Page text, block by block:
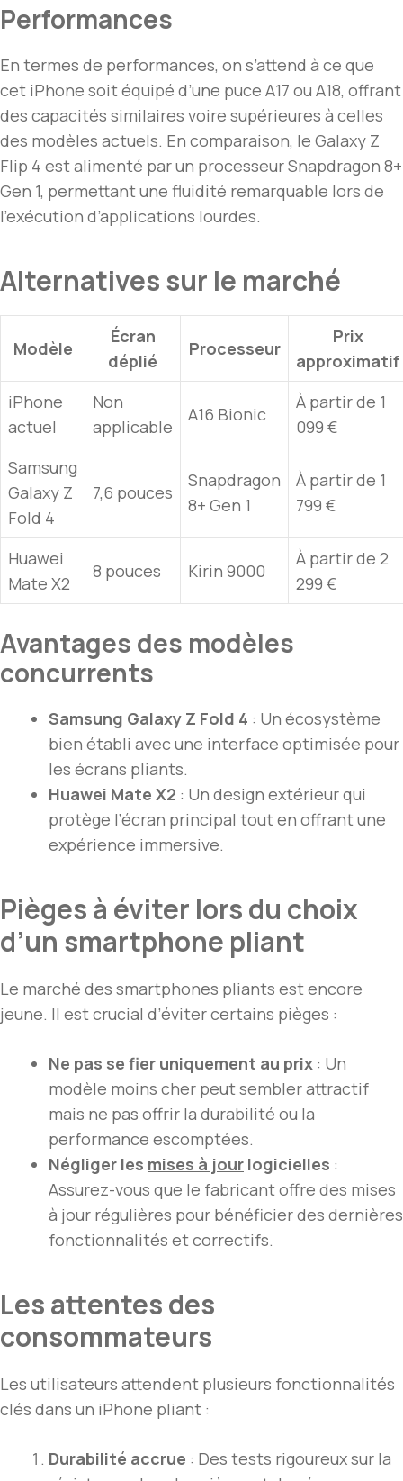
Performances
En termes de performances, on s’attend à ce que
cet iPhone soit équipé d’une puce A17 ou A18, offrant
des capacités similaires voire supérieures à celles
des modèles actuels. En comparaison, le Galaxy Z
Flip 4 est alimenté par un processeur Snapdragon 8+
Gen 1, permettant une fluidité remarquable lors de
l’exécution d’applications lourdes.
Alternatives sur le marché
Modèle
Écran
déplié
Processeur
Prix
approximatif
iPhone
actuel
Non
applicable
A16 Bionic
À partir de 1
099 €
Samsung
Galaxy Z
Fold 4
7,6 pouces
Snapdragon
8+ Gen 1
À partir de 1
799 €
Huawei
Mate X2
8 pouces Kirin 9000
À partir de 2
299 €
Avantages des modèles
concurrents
Samsung Galaxy Z Fold 4 : Un écosystème
bien établi avec une interface optimisée pour
les écrans pliants.
Huawei Mate X2 : Un design extérieur qui
protège l’écran principal tout en offrant une
expérience immersive.
Pièges à éviter lors du choix
d’un smartphone pliant
Le marché des smartphones pliants est encore
jeune. Il est crucial d’éviter certains pièges :
Ne pas se fier uniquement au prix : Un
modèle moins cher peut sembler attractif
mais ne pas offrir la durabilité ou la
performance escomptées.
Négliger les mises à jour logicielles :
Assurez-vous que le fabricant offre des mises
à jour régulières pour bénéficier des dernières
fonctionnalités et correctifs.
Les attentes des
consommateurs
Les utilisateurs attendent plusieurs fonctionnalités
clés dans un iPhone pliant :
Durabilité accrue : Des tests rigoureux sur la